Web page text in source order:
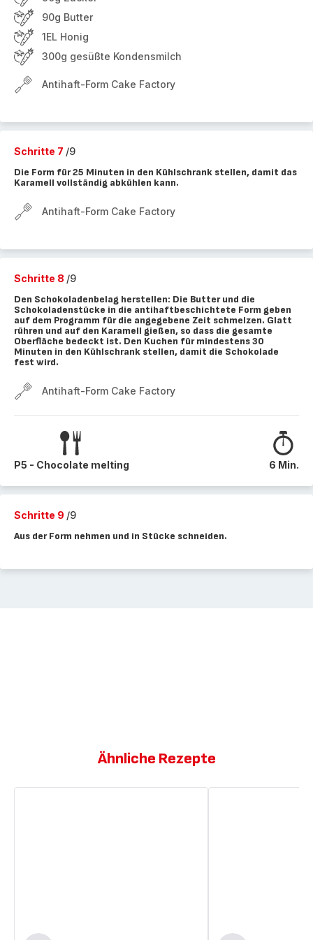
90g Butter
1EL Honig
300g gesüßte Kondensmilch
Antihaft-Form Cake Factory
Schritte 7 /9
Die Form für 25 Minuten in den Kühlschrank stellen, damit das
Karamell vollständig abkühlen kann.
Antihaft-Form Cake Factory
Schritte 8 /9
Den Schokoladenbelag herstellen: Die Butter und die
Schokoladenstücke in die antihaftbeschichtete Form geben
auf dem Programm für die angegebene Zeit schmelzen. Glatt
rühren und auf den Karamell gießen, so dass die gesamte
Oberfläche bedeckt ist. Den Kuchen für mindestens 30
Minuten in den Kühlschrank stellen, damit die Schokolade
fest wird.
Antihaft-Form Cake Factory
P5 - Chocolate melting 6 Min.
Schritte 9 /9
Aus der Form nehmen und in Stücke schneiden.
Ähnliche Rezepte